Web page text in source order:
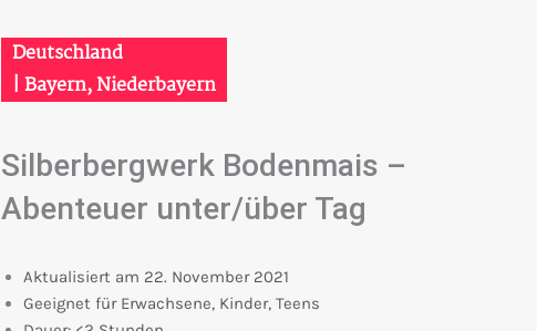
Deutschland
| Bayern,Niederbayern
Silberbergwerk Bodenmais –
Abenteuer unter/über Tag
Aktualisiert am 22. November 2021
Geeignet für Erwachsene, Kinder,Teens